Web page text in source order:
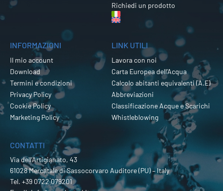
Richiedi un prodotto
INFORMAZIONI
Il mio account
Download
Termini e condizioni
Privacy Policy
Cookie Policy
Marketing Policy
LINK UTILI
Lavora con noi
Carta Europea dell’Acqua
Calcolo abitanti equivalenti (A.E)
Abbreviazioni
Classificazione Acque e Scarichi
Whistleblowing
CONTATTI
Via dell’Artigianato, 43
61028 Mercatale di Sassocorvaro Auditore (PU) – Italy
Tel. +39 0722 079201